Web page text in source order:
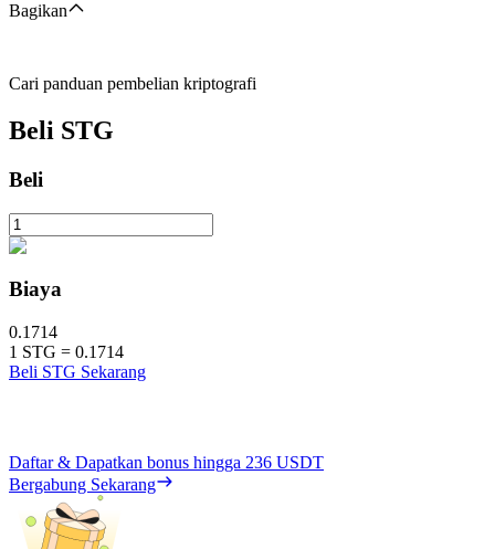
Bagikan
Cari panduan pembelian kriptografi
Beli STG
Beli
Biaya
0.1714
1 STG = 0.1714
Beli STG Sekarang
Daftar & Dapatkan bonus hingga 236 USDT
Bergabung Sekarang